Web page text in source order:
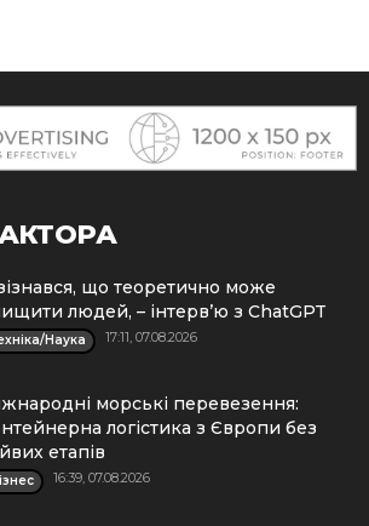
зізнався, що теоретично може
людей, – інтерв’ю з ChatGPT
Наука 17:11, 07.08.2026
морські перевезення:
логістика з Європи без
етапів
16:39, 07.08.2026